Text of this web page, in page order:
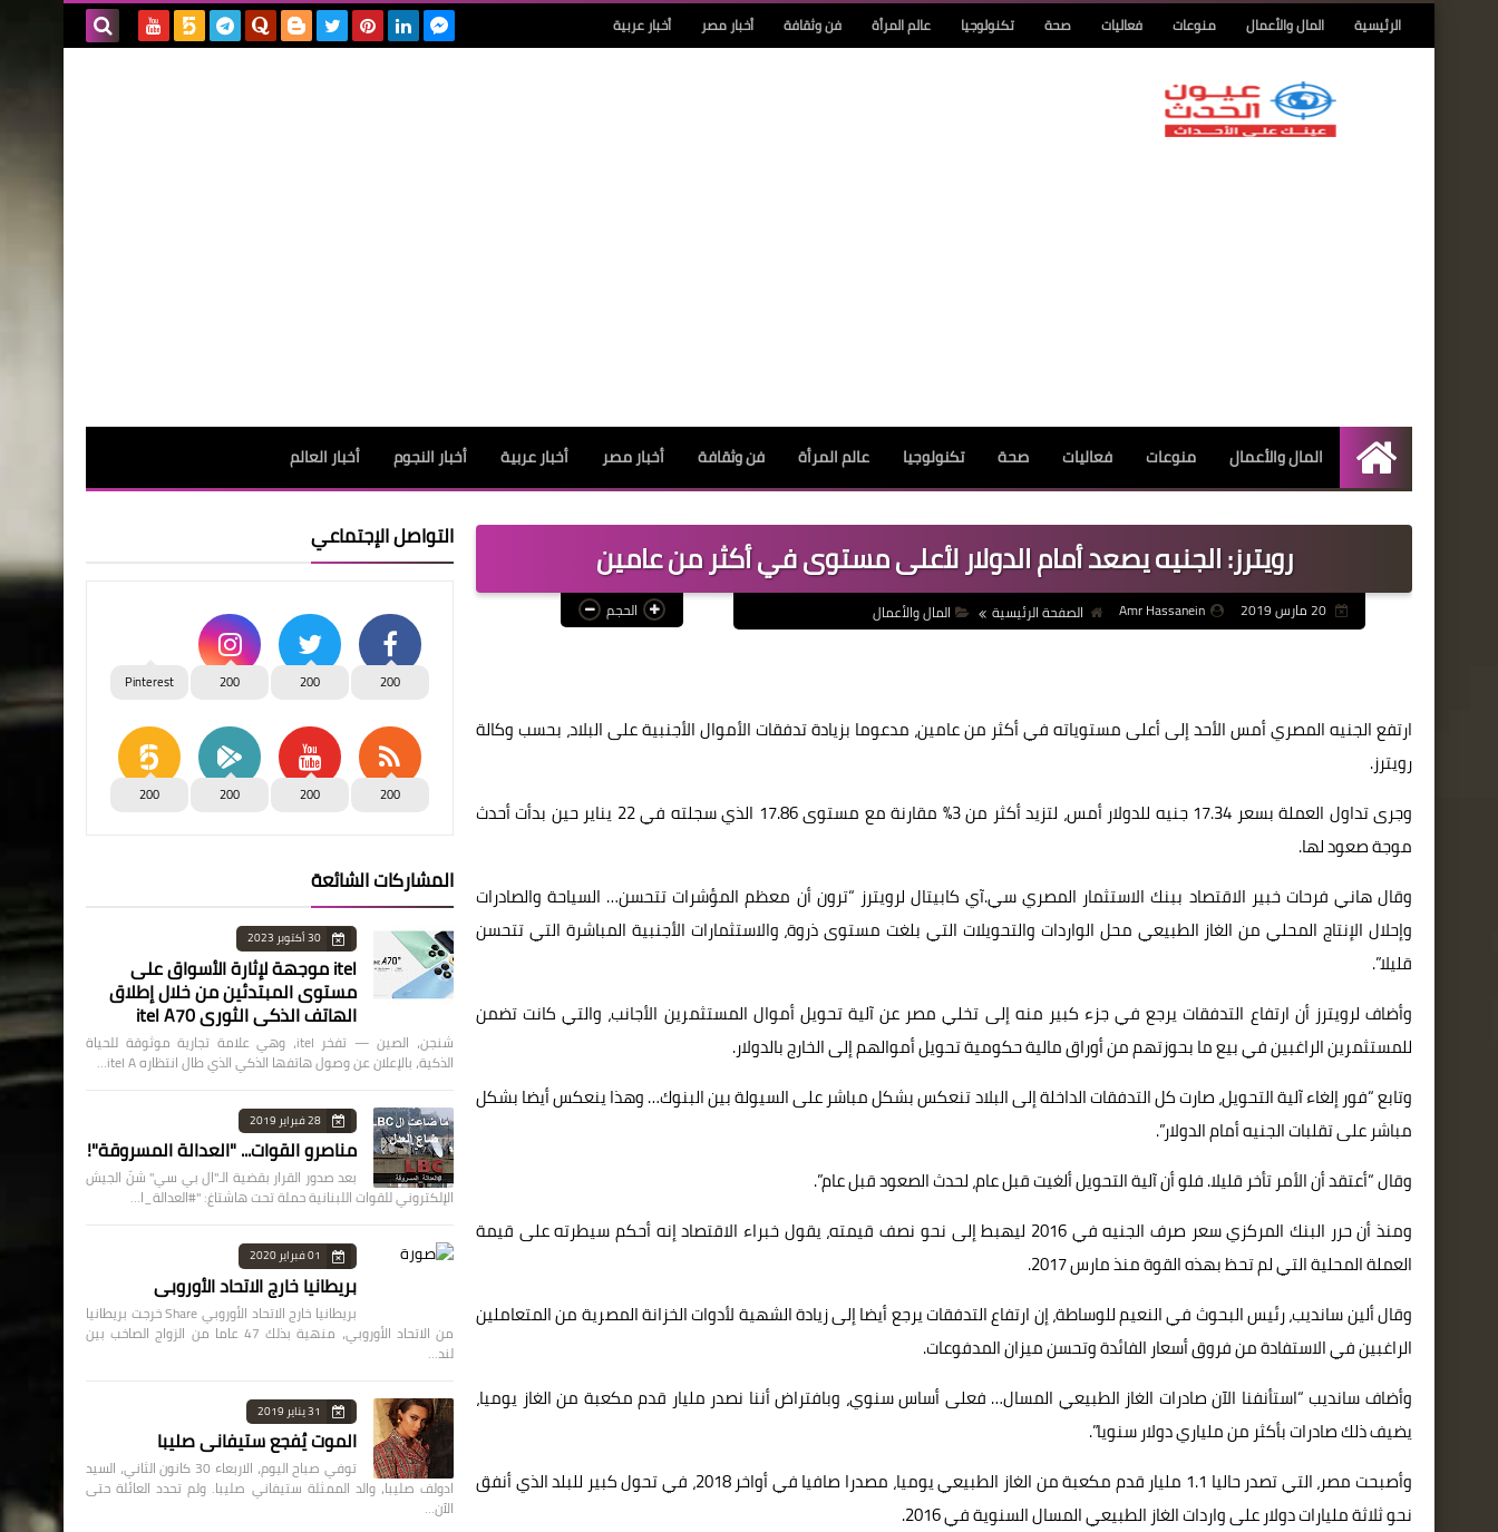
الرئيسية المال والأعمال منوعات فعاليات صحة تكنولوجيا عالم المرأة فن وثقافة أخبار مصر أخبار عربية
الرئيسية
المال والأعمال منوعات فعاليات صحة تكنولوجيا عالم المرأة فن وثقافة أخبار مصر أخبار عربية أخبار النجوم أخبار العالم
رويترز: الجنيه يصعد أمام الدولار لأعلى مستوى في أكثر من عامين
Amr Hassanein الصفحة الرئيسية المال والأعمال الحجم
ارتفع الجنيه المصري أمس الأحد إلى أعلى مستوياته في أكثر من عامين، مدعوما بزيادة تدفقات الأموال الأجنبية على البلاد، بحسب وكالة
رويترز.
وجرى تداول العملة بسعر 17.34 جنيه للدولار أمس، لتزيد أكثر من 3% مقارنة مع مستوى 17.86 الذي سجلته في 22 يناير حين بدأت أحدث
موجة صعود لها.
وقال هاني فرحات خبير الاقتصاد ببنك الاستثمار المصري سي.آي كابيتال لرويترز “ترون أن معظم المؤشرات تتحسن… السياحة والصادرات
وإحلال الإنتاج المحلي من الغاز الطبيعي محل الواردات والتحويلات التي بلغت مستوى ذروة، والاستثمارات الأجنبية المباشرة التي تتحسن
قليلا”.
وأضاف لرويترز أن ارتفاع التدفقات يرجع في جزء كبير منه إلى تخلي مصر عن آلية تحويل أموال المستثمرين الأجانب، والتي كانت تضمن
للمستثمرين الراغبين في بيع ما بحوزتهم من أوراق مالية حكومية تحويل أموالهم إلى الخارج بالدولار.
وتابع “فور إلغاء آلية التحويل، صارت كل التدفقات الداخلة إلى البلاد تنعكس بشكل مباشر على السيولة بين البنوك… وهذا ينعكس أيضا بشكل
مباشر على تقلبات الجنيه أمام الدولار”.
وقال “أعتقد أن الأمر تأخر قليلا. فلو أن آلية التحويل ألغيت قبل عام، لحدث الصعود قبل عام”.
ومنذ أن حرر البنك المركزي سعر صرف الجنيه في 2016 ليهبط إلى نحو نصف قيمته، يقول خبراء الاقتصاد إنه أحكم سيطرته على قيمة
العملة المحلية التي لم تحظ بهذه القوة منذ مارس 2017.
وقال ألين سانديب، رئيس البحوث في النعيم للوساطة، إن ارتفاع التدفقات يرجع أيضا إلى زيادة الشهية لأدوات الخزانة المصرية من المتعاملين
الراغبين في الاستفادة من فروق أسعار الفائدة وتحسن ميزان المدفوعات.
وأضاف سانديب “استأنفنا الآن صادرات الغاز الطبيعي المسال… فعلى أساس سنوي، وبافتراض أننا نصدر مليار قدم مكعبة من الغاز يوميا،
يضيف ذلك صادرات بأكثر من ملياري دولار سنويا”.
وأصبحت مصر، التي تصدر حاليا 1.1 مليار قدم مكعبة من الغاز الطبيعي يوميا، مصدرا صافيا في أواخر 2018، في تحول كبير للبلد الذي أنفق
نحو ثلاثة مليارات دولار على واردات الغاز الطبيعي المسال السنوية في 2016.
التواصل الإجتماعي
200
200
200
Pinterest
200
200
200
200
المشاركات الشائعة
30 أكتوبر 2023
itel موجهة لإثارة الأسواق على
مستوى المبتدئين من خلال إطلاق
الهاتف الذكي الثوري itel A70
شنجن، الصين — تفخر itel، وهي علامة تجارية موثوقة للحياة
الذكية، بالإعلان عن وصول هاتفها الذكي الذي طال انتظاره itel A…
28 فبراير 2019
مناصرو القوات... "العدالة المسروقة"!
بعد صدور القرار بقضية الـ"ال بي سي" شنّ الجيش
الإلكتروني للقوات اللبنانية حملة تحت هاشتاغ: "#العدالة_ا…
01 فبراير 2020
بريطانيا خارج الاتحاد الأوروبي
بريطانيا خارج الاتحاد الأوروبي Share خرجت بريطانيا
من الاتحاد الأوروبي، منهية بذلك 47 عاما من الزواج الصاخب بين
لند…
31 يناير 2019
الموت يُفجع ستيفاني صليبا
توفي صباح اليوم، الاربعاء 30 كانون الثاني، السيد
ادولف صليبا، والد الممثلة ستيفاني صليبا. ولم تحدد العائلة حتى
الآن…